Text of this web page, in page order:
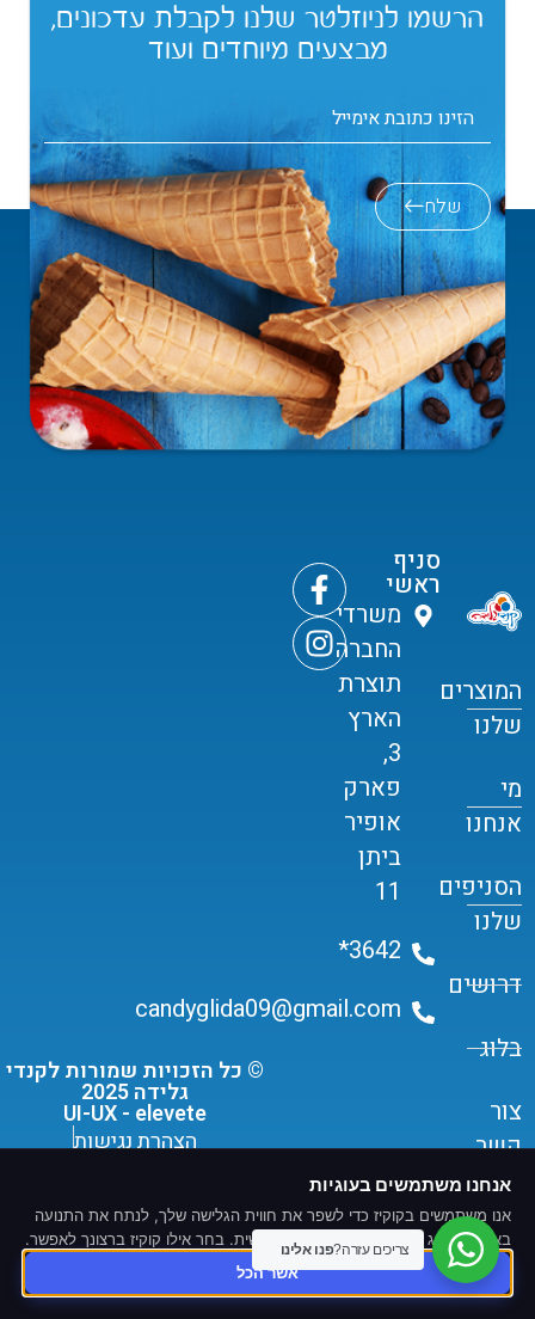
הרשמו לניוזלטר שלנו לקבלת עדכונים,
מבצעים מיוחדים ועוד
שלח
המוצרים
שלנו
מי
אנחנו
הסניפים
שלנו
דרושים
בלוג
צור
קשר
סניף
ראשי
משרדי
החברה
תוצרת
הארץ
3,
פארק
אופיר
ביתן
11
3642*
candyglida09@gmail.com
הצהרת נגישות
© כל הזכויות שמורות לקנדי
גלידה 2025
UI-UX - elevete
פותח ונבנה על ידי -T.L.S
צריכים עזרה?פנו אלינו
אנחנו משתמשים בעוגיות
אנו משתמשים בקוקיז כדי לשפר את חווית הגלישה שלך, לנתח את התנועה
באתר ולהציג תוכן ומודעות מותאמים אישית. בחר אילו קוקיז ברצונך לאפשר.
אשר הכל